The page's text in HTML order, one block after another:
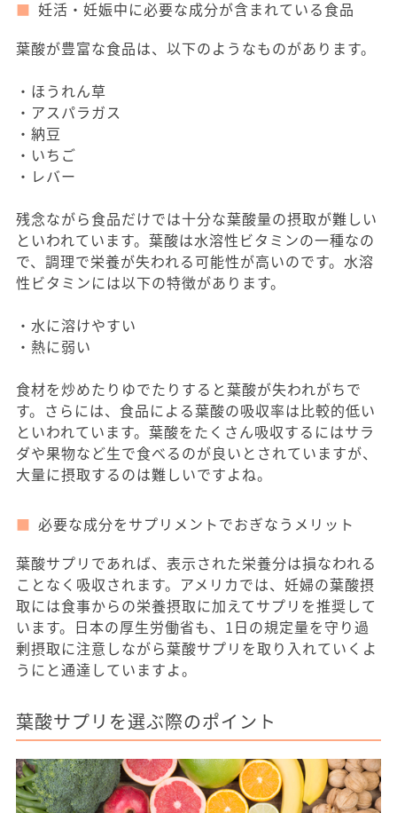
妊活・妊娠中に必要な成分が含まれている食品
葉酸が豊富な食品は、以下のようなものがあります。
・ほうれん草
・アスパラガス
・納豆
・いちご
・レバー
残念ながら食品だけでは十分な葉酸量の摂取が難しい
といわれています。葉酸は水溶性ビタミンの一種なの
で、調理で栄養が失われる可能性が高いのです。水溶
性ビタミンには以下の特徴があります。
・水に溶けやすい
・熱に弱い
食材を炒めたりゆでたりすると葉酸が失われがちで
す。さらには、食品による葉酸の吸収率は比較的低い
といわれています。葉酸をたくさん吸収するにはサラ
ダや果物など生で食べるのが良いとされていますが、
大量に摂取するのは難しいですよね。
必要な成分をサプリメントでおぎなうメリット
葉酸サプリであれば、表示された栄養分は損なわれる
ことなく吸収されます。アメリカでは、妊婦の葉酸摂
取には食事からの栄養摂取に加えてサプリを推奨して
います。日本の厚生労働省も、1日の規定量を守り過
剰摂取に注意しながら葉酸サプリを取り入れていくよ
うにと通達していますよ。
葉酸サプリを選ぶ際のポイント